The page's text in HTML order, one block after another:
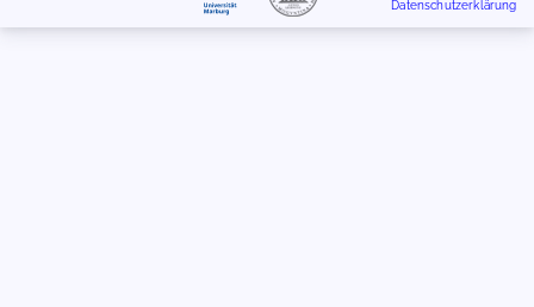
Datenschutzerklärung